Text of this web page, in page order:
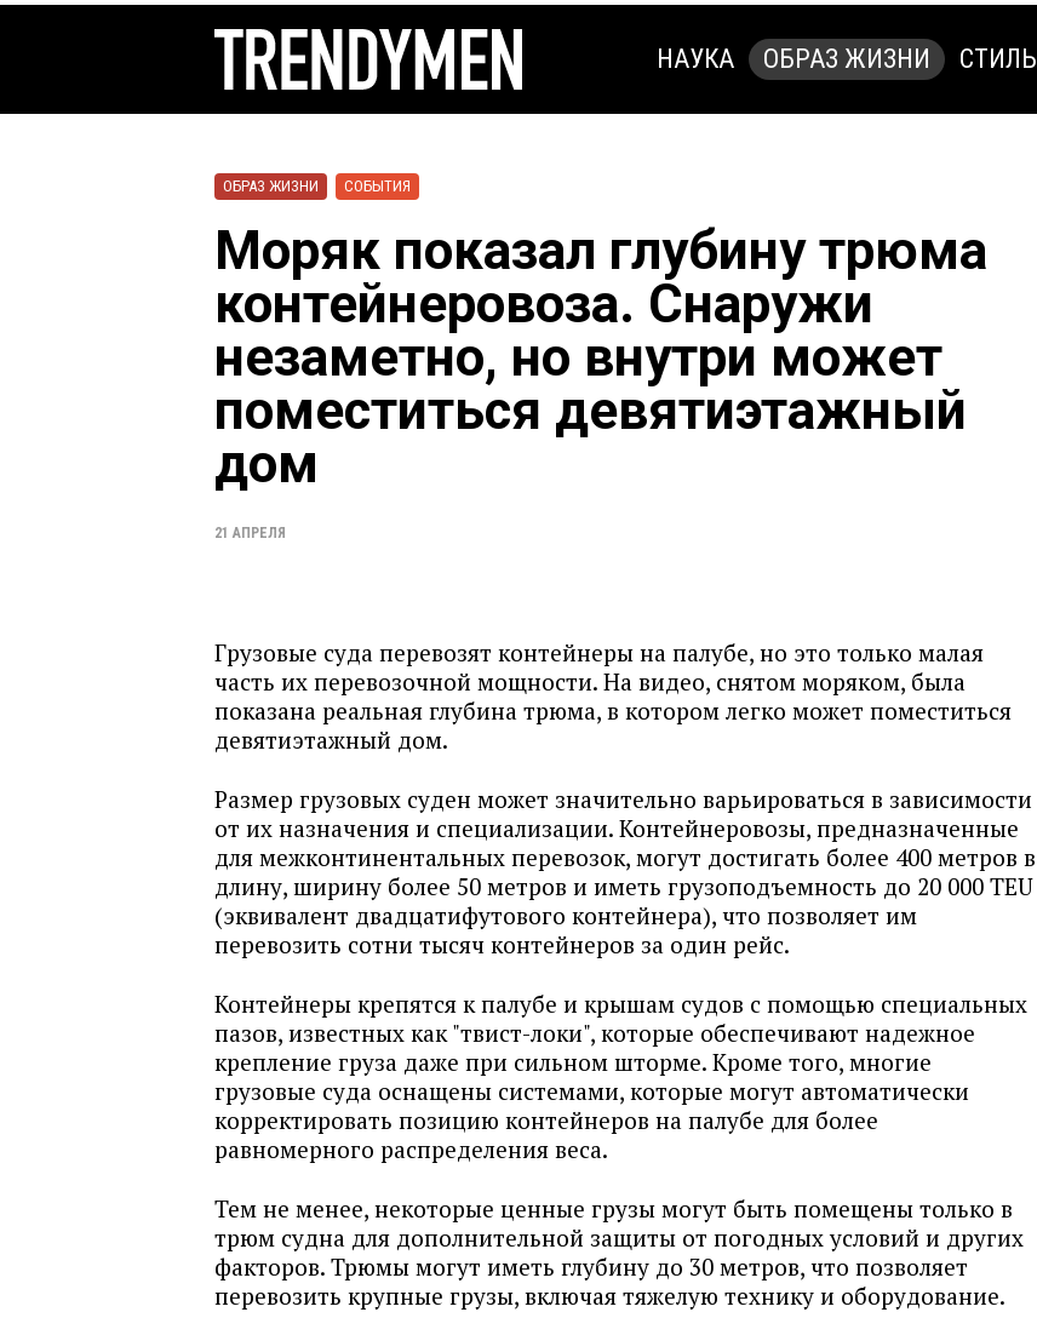
НАУКА ОБРАЗ ЖИЗНИ СТИЛЬ
ОБРАЗ ЖИЗНИ СОБЫТИЯ
Моряк показал глубину трюма
контейнеровоза. Снаружи
незаметно, но внутри может
поместиться девятиэтажный
дом
21 АПРЕЛЯ
Грузовые суда перевозят контейнеры на палубе, но это только малая
часть их перевозочной мощности. На видео, снятом моряком, была
показана реальная глубина трюма, в котором легко может поместиться
девятиэтажный дом.
Размер грузовых суден может значительно варьироваться в зависимости
от их назначения и специализации. Контейнеровозы, предназначенные
для межконтинентальных перевозок, могут достигать более 400 метров в
длину, ширину более 50 метров и иметь грузоподъемность до 20 000 TEU
(эквивалент двадцатифутового контейнера), что позволяет им
перевозить сотни тысяч контейнеров за один рейс.
Контейнеры крепятся к палубе и крышам судов с помощью специальных
пазов, известных как "твист-локи", которые обеспечивают надежное
крепление груза даже при сильном шторме. Кроме того, многие
грузовые суда оснащены системами, которые могут автоматически
корректировать позицию контейнеров на палубе для более
равномерного распределения веса.
Тем не менее, некоторые ценные грузы могут быть помещены только в
трюм судна для дополнительной защиты от погодных условий и других
факторов. Трюмы могут иметь глубину до 30 метров, что позволяет
перевозить крупные грузы, включая тяжелую технику и оборудование.